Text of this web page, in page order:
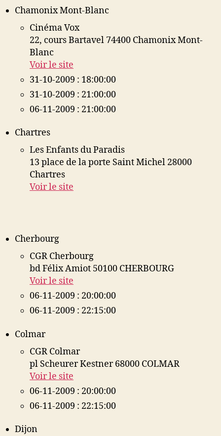
Chamonix Mont-Blanc
Cinéma Vox
22, cours Bartavel 74400 Chamonix Mont-
Blanc
Voir le site
31-10-2009 : 18:00:00
31-10-2009 : 21:00:00
06-11-2009 : 21:00:00
Chartres
Les Enfants du Paradis
13 place de la porte Saint Michel 28000
Chartres
Voir le site
Cherbourg
CGR Cherbourg
bd Félix Amiot 50100 CHERBOURG
Voir le site
06-11-2009 : 20:00:00
06-11-2009 : 22:15:00
Colmar
CGR Colmar
pl Scheurer Kestner 68000 COLMAR
Voir le site
06-11-2009 : 20:00:00
06-11-2009 : 22:15:00
Dijon